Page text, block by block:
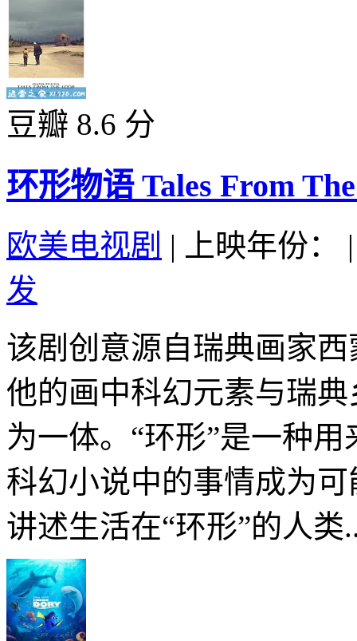
豆瓣 8.6 分
环形物语 Tales From
欧美电视剧 | 上映年份：
|
发
该剧创意源自瑞典画家
他的画中科幻元素与瑞
为一体。“环形”是一种
科幻小说中的事情成为
讲述生活在“环形”的人